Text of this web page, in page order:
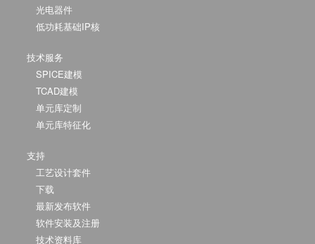
光电器件
低功耗基础IP核
技术服务
SPICE建模
TCAD建模
单元库定制
单元库特征化
支持
工艺设计套件
下载
最新发布软件
软件安装及注册
技术资料库